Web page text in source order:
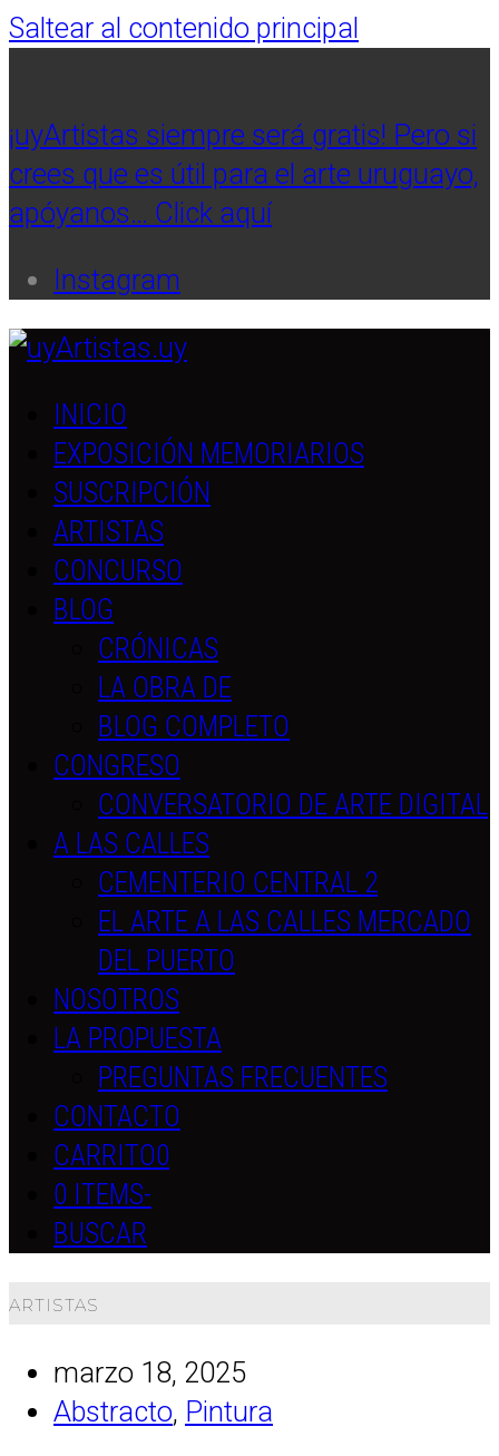
Saltear al contenido principal
¡uyArtistas siempre será gratis! Pero si
crees que es útil para el arte uruguayo,
apóyanos… Click aquí
Instagram
INICIO
EXPOSICIÓN MEMORIARIOS
SUSCRIPCIÓN
ARTISTAS
CONCURSO
BLOG
CRÓNICAS
LA OBRA DE
BLOG COMPLETO
CONGRESO
CONVERSATORIO DE ARTE DIGITAL
A LAS CALLES
CEMENTERIO CENTRAL 2
EL ARTE A LAS CALLES MERCADO
DEL PUERTO
NOSOTROS
LA PROPUESTA
PREGUNTAS FRECUENTES
CONTACTO
CARRITO0
0 ITEMS-
BUSCAR
ARTISTAS
marzo 18, 2025
Abstracto, Pintura